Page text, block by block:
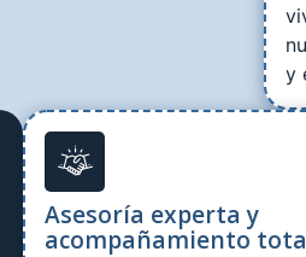
y
Asesoría experta y
acompañamiento